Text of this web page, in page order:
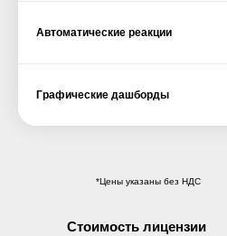
Автоматические реакции
Графические дашборды
*Цены указаны без НДС
Стоимость лицензии